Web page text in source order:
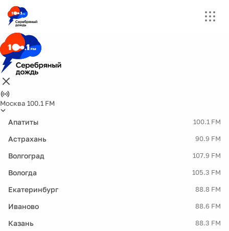
Москва 100.1 FM
Апатиты 100.1 FM
Астрахань 90.9 FM
Волгоград 107.9 FM
Вологда 105.3 FM
Екатеринбург 88.8 FM
Иваново 88.6 FM
Казань 88.3 FM